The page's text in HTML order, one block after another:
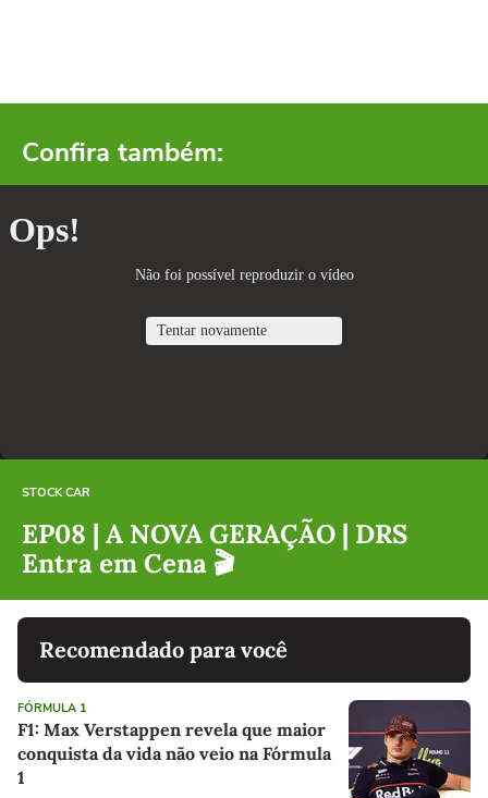
Confira também:
STOCK CAR
EP08 | A NOVA GERAÇÃO | DRS
Entra em Cena 🎬
Recomendado para você
FÓRMULA 1
F1: Max Verstappen revela que maior
conquista da vida não veio na Fórmula
1